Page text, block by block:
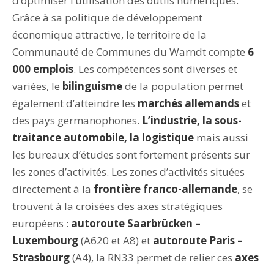
Grâce à sa politique de développement
économique attractive, le territoire de la
Communauté de Communes du Warndt compte 6
000 emplois. Les compétences sont diverses et
variées, le bilinguismede la population permet
également d’atteindre les marchés allemandset
des pays germanophones. L’industrie, la sous-
traitance automobile, la logistique mais aussi
les bureaux d’études sont fortement présents sur
les zones d’activités. Les zones d’activités situées
directement à la frontière franco-allemande, se
trouvent à la croisées des axes stratégiques
européens : autoroute Saarbrücken –
Luxembourg(A620 et A8) et autoroute Paris –
Strasbourg(A4), la RN33 permet de relier ces axes